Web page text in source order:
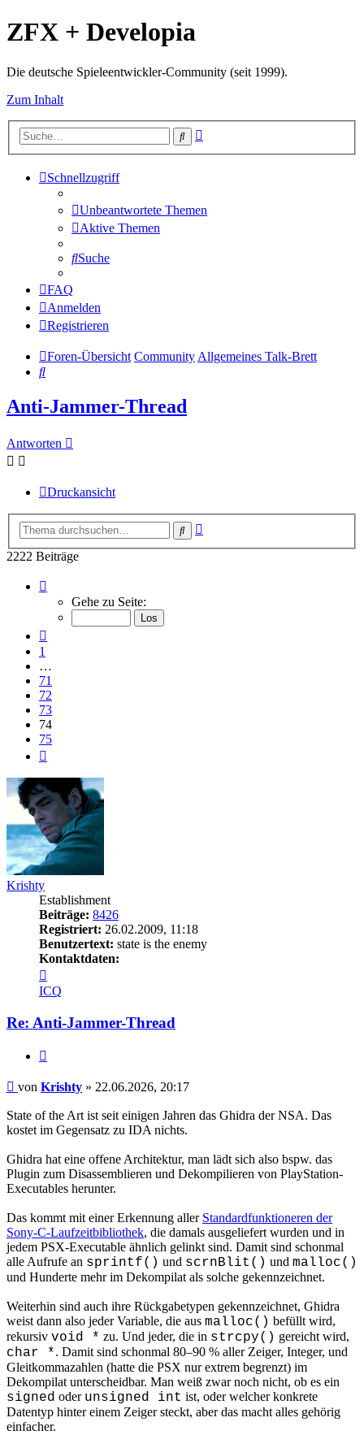
ZFX + Developia
Die deutsche Spieleentwickler-Community (seit 1999).
Zum Inhalt
Suche
Schnellzugriff
Unbeantwortete Themen
Aktive Themen
Suche
FAQ
Anmelden
Registrieren
Foren-Übersicht CommunityAllgemeines Talk-Brett
Suche
Anti-Jammer-Thread
Antworten
Druckansicht
Suche
2222 Beiträge
74
von
Gehe zu Seite:
1
…
71
72
73
74
75
Krishty
Establishment
Beiträge: 8426
Registriert: 26.02.2009, 11:18
Benutzertext: state is the enemy
Kontaktdaten:
von
Krishty
ICQ
Re: Anti-Jammer-Thread
Beitrag
von Krishty » 22.06.2026, 20:17
State of the Art ist seit einigen Jahren das Ghidra der NSA. Das
kostet im Gegensatz zu IDA nichts.
Ghidra hat eine offene Architektur, man lädt sich also bspw. das
Plugin zum Disassemblieren und Dekompilieren von PlayStation-
Executables herunter.
Das kommt mit einer Erkennung aller Standardfunktioneren der
Sony-C-Laufzeitbibliothek, die damals ausgeliefert wurden und in
jedem PSX-Executable ähnlich gelinkt sind. Damit sind schonmal
alle Aufrufe an sprintf() und scrnBlit() und malloc()
und Hunderte mehr im Dekompilat als solche gekennzeichnet.
Weiterhin sind auch ihre Rückgabetypen gekennzeichnet, Ghidra
weist dann also jeder Variable, die aus malloc() befüllt wird,
rekursiv void * zu. Und jeder, die in strcpy() gereicht wird,
char *. Damit sind schonmal 80–90 % aller Zeiger, Integer, und
Gleitkommazahlen (hatte die PSX nur extrem begrenzt) im
Dekompilat unterscheidbar. Man weiß zwar noch nicht, ob es ein
signed oder unsigned int ist, oder welcher konkrete
Datentyp hinter einem Zeiger steckt, aber das macht alles gehörig
einfacher.